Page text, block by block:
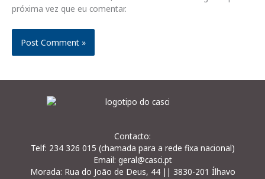
próxima vez que eu comentar.
Contacto:
Telf: 234 326 015 (chamada para a rede fixa nacional)
Email: geral@casci.pt
Morada: Rua do João de Deus, 44 || 3830-201 Ílhavo